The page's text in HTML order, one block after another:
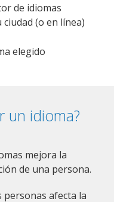
de idiomas
(o en línea)
elegido
un idioma?
mejora la
de una persona.
personas afecta la